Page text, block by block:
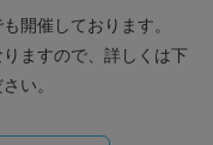
開催しております。
ますので、詳しくは下
い。